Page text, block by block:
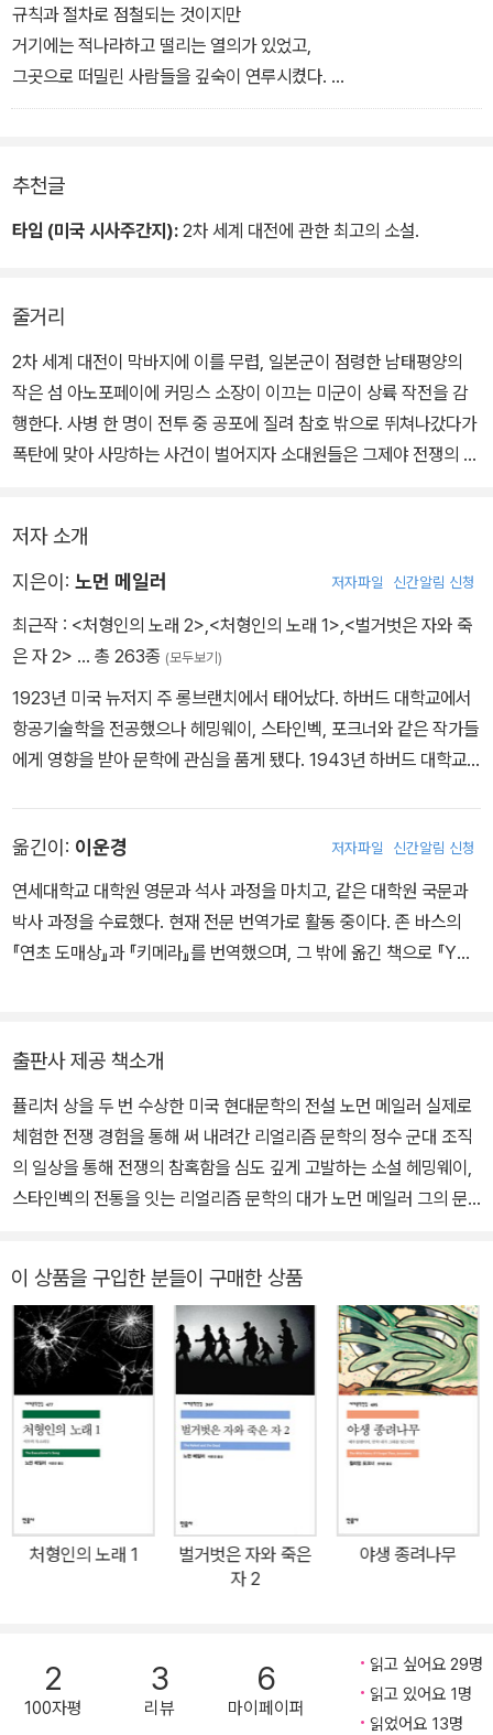
규칙과 절차로 점철되는 것이지만
거기에는 적나라하고 떨리는 열의가 있었고,
그곳으로 떠밀린 사람들을 깊숙이 연루시켰다.
추천글
타임 (미국 시사주간지): 2차 세계 대전에 관한 최고의 소설.
줄거리
2차 세계 대전이 막바지에 이를 무렵, 일본군이 점령한 남태평양의
작은 섬 아노포페이에 커밍스 소장이 이끄는 미군이 상륙 작전을 감
행한다. 사병 한 명이 전투 중 공포에 질려 참호 밖으로 뛰쳐나갔다가
폭탄에 맞아 사망하는 사건이 벌어지자 소대원들은 그제야 전쟁의 참
잡힌다. 한편 전쟁을 작전의 성공과 실패로만 판단하는 커밍스 소장
은 전투가 장기화되자 압박감을 느끼고 상황을 타개하고자 무리하게
거취를 놓고 고민하던 커밍스 소장은 희생을 염두에 둔 이 무모한 임
무에 그를 투입시킨다.
저자 소개
지은이: 노먼 메일러 저자파일 신간알림 신청
최근작 : <처형인의 노래 2> <처형인의 노래 1> <벌거벗은 자와 죽
은 자 2> … 총 263종 (모두보기)
1923년 미국 뉴저지 주 롱브랜치에서 태어났다. 하버드 대학교에서
항공기술학을 전공했으나 헤밍웨이, 스타인벡, 포크너와 같은 작가들
에게 영향을 받아 문학에 관심을 품게 됐다. 1943년 하버드 대학교
를 발표해 세계적인 주목을 받았다. 이 작품은 리얼리즘의 걸작이라
평가받으며 62주 연속 《뉴욕 타임스》 베스트셀러에 오르기도 했다.
사회 문제에 관심을 갖고 활발히 참여하는 경향을 지녔던 그는 잡지
《빌리지 보이스》를 창간해 정치 현안에서부터 예술 문화까지 다루는
째 퓰리처상을 수상했다. 반세기가 넘도록 활발하게 활동하며 미국
사회를 심도 깊게 조명해 온 노먼 메일러는 2007년 『숲 속의 성』을
발표한 후 11월 10일 84세의 나이로 타계했다.
옮긴이: 이운경 저자파일 신간알림 신청
연세대학교 대학원 영문과 석사 과정을 마치고, 같은 대학원 국문과
박사 과정을 수료했다. 현재 전문 번역가로 활동 중이다. 존 바스의
『연초 도매상』과 『키메라』를 번역했으며, 그 밖에 옮긴 책으로 『Y씨
출판사 제공 책소개
퓰리처 상을 두 번 수상한 미국 현대문학의 전설 노먼 메일러 실제로
체험한 전쟁 경험을 통해 써 내려간 리얼리즘 문학의 정수 군대 조직
의 일상을 통해 전쟁의 참혹함을 심도 깊게 고발하는 소설 헤밍웨이,
스타인벡의 전통을 잇는 리얼리즘 문학의 대가 노먼 메일러 그의 문
『벌거벗은 자와 죽은 자』가 민음사 세계문학전집 341, 342번으로
출간되었다. 1948년 발표한 이 소설은 메일러가 하버드 대학을 졸업
한 직후 참전한 2차 세계 대전에서 겪은 실제 경험을 바탕으로 한 전
쟁 소설이다. 전쟁 당시 상황과 군 내부에서 벌어지는 일상들을 꾸미
지 않은 날것의 문장으로 생생히 묘사하며 전쟁이라는 특수한 상황을
통해 미국 사회, 더 나아가 인간 사회에 대한 통찰을 담은 이 소설은
스》의 베스트셀러 목록에서 내려오지 않았다. 《타임》은 이 소설을 톨
스토이의 『전쟁과 평화』에 견주었고, 《뉴욕 타임스》는 “2차 세계 대
영문 소설 가운데 하나로 선정하기도 했다. 이 작품으로 문단의 혜성
처럼 떠오른 노먼 메일러는 1967년 펜타곤에서 있었던 베트남 반전
이 상품을 구입한 분들이 구매한 상품
처형인의 노래 1
벌거벗은 자와 죽은
자 2
야생 종려나무
2
100자평
3
리뷰
6
마이페이퍼
읽고 싶어요 29명
읽고 있어요 1명
읽었어요 13명